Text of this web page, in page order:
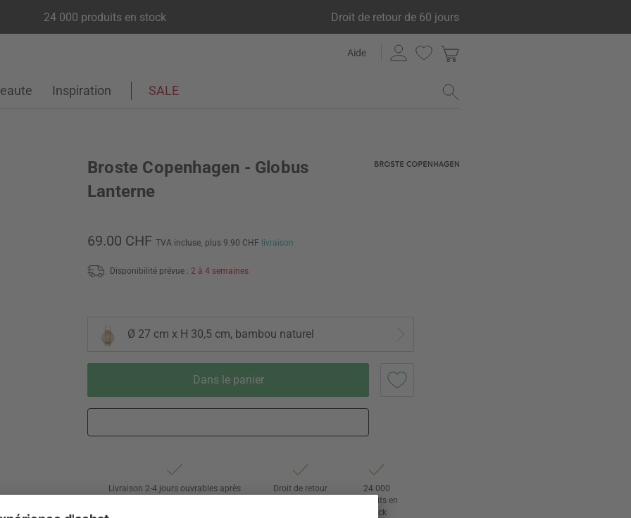
24 000 produits en stock Droit de retour de 60 jours
Aide
Inspiration SALE
Broste Copenhagen - Globus
Lanterne
69.00 CHF TVA incluse, plus 9.90 CHF livraison
Disponibilité prévue : 2 à 4 semaines
Ø 27 cm x H 30,5 cm, bambou naturel
Dans le panier
Livraison 2-4 jours ouvrables après
Droit de retour
24 000
produits en
stock